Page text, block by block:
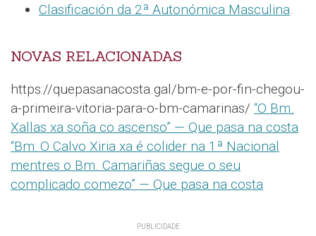
Clasificación da 2ª Autonómica Masculina.
NOVAS RELACIONADAS
https://quepasanacosta.gal/bm-e-por-fin-chegou-
a-primeira-vitoria-para-o-bm-camarinas/ “O Bm.
Xallas xa soña co ascenso” — Que pasa na costa
“Bm: O Calvo Xiria xa é colider na 1ª Nacional
mentres o Bm. Camariñas segue o seu
complicado comezo” — Que pasa na costa